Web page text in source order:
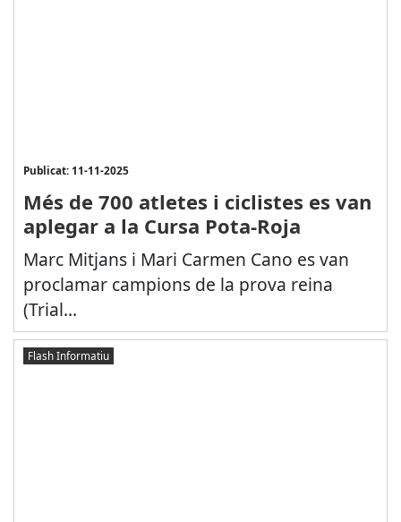
Publicat: 11-11-2025
Més de 700 atletes i ciclistes es van
aplegar a la Cursa Pota-Roja
Marc Mitjans i Mari Carmen Cano es van
proclamar campions de la prova reina
(Trial...
Flash Informatiu